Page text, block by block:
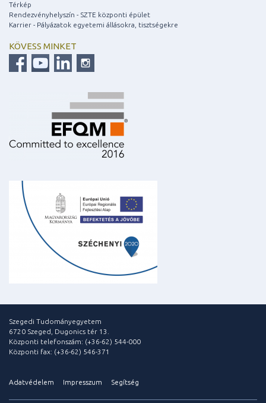
Térkép
Rendezvényhelyszín - SZTE központi épület
Karrier - Pályázatok egyetemi állásokra, tisztségekre
KÖVESS MINKET
Szegedi Tudományegyetem
6720 Szeged, Dugonics tér 13.
Központi telefonszám: (+36-62) 544-000
Központi fax: (+36-62) 546-371
Adatvédelem Impresszum Segítség